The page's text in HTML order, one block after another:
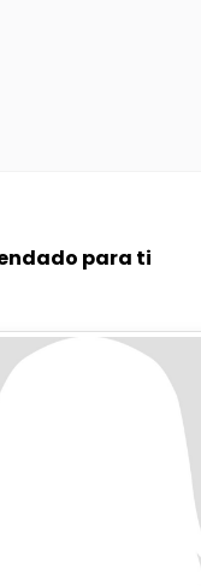
para ti